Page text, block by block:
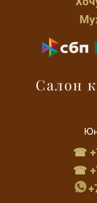
Салон
☎
☎